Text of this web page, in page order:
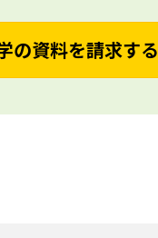
の資料を請求する